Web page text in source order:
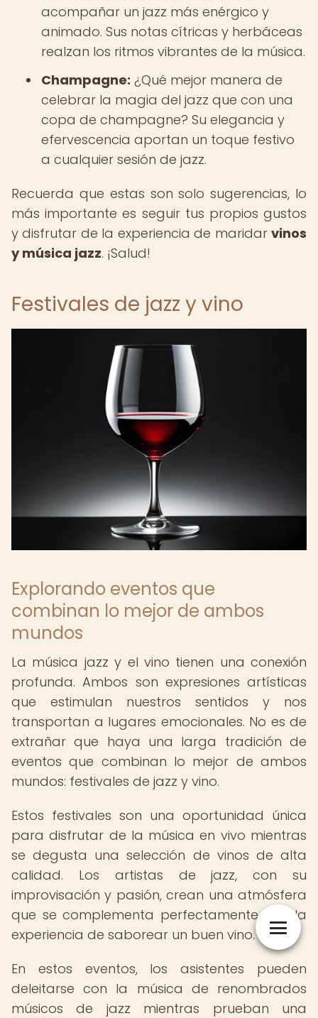
acompañar un jazz más enérgico y
animado. Sus notas cítricas y herbáceas
realzan los ritmos vibrantes de la música.
Champagne: ¿Qué mejor manera de
celebrar la magia del jazz que con una
copa de champagne? Su elegancia y
efervescencia aportan un toque festivo
a cualquier sesión de jazz.
Recuerda que estas son solo sugerencias, lo
más importante es seguir tus propios gustos
y disfrutar de la experiencia de maridar vinos
y música jazz. ¡Salud!
Festivales de jazz y vino
Explorando eventos que
combinan lo mejor de ambos
mundos
La música jazz y el vino tienen una conexión
profunda. Ambos son expresiones artísticas
que estimulan nuestros sentidos y nos
transportan a lugares emocionales. No es de
extrañar que haya una larga tradición de
eventos que combinan lo mejor de ambos
mundos: festivales de jazz y vino.
Estos festivales son una oportunidad única
para disfrutar de la música en vivo mientras
se degusta una selección de vinos de alta
calidad. Los artistas de jazz, con su
improvisación y pasión, crean una atmósfera
que se complementa perfectamente con la
experiencia de saborear un buen vino.
En estos eventos, los asistentes pueden
deleitarse con la música de renombrados
músicos de jazz mientras prueban una